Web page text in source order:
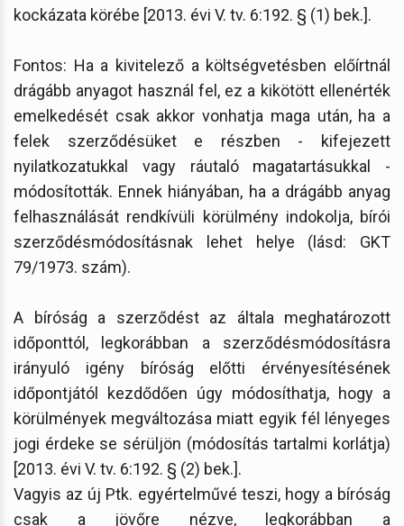
kockázata körébe [2013. évi V. tv. 6:192. § (1) bek.].
Fontos: Ha a kivitelező a költségvetésben előírtnál
drágább anyagot használ fel, ez a kikötött ellenérték
emelkedését csak akkor vonhatja maga után, ha a
felek szerződésüket e részben - kifejezett
nyilatkozatukkal vagy ráutaló magatartásukkal -
módosították. Ennek hiányában, ha a drágább anyag
felhasználását rendkívüli körülmény indokolja, bírói
szerződésmódosításnak lehet helye (lásd: GKT
79/1973. szám).
A bíróság a szerződést az általa meghatározott
időponttól, legkorábban a szerződésmódosításra
irányuló igény bíróság előtti érvényesítésének
időpontjától kezdődően úgy módosíthatja, hogy a
körülmények megváltozása miatt egyik fél lényeges
jogi érdeke se sérüljön (módosítás tartalmi korlátja)
[2013. évi V. tv. 6:192. § (2) bek.].
Vagyis az új Ptk. egyértelművé teszi, hogy a bíróság
csak a jövőre nézve, legkorábban a